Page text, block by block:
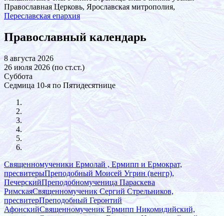
Православная Церковь, Ярославская митрополия,
Переславская епархия
Православный календарь
8 августа 2026
26 июля 2026 (по ст.ст.)
Суббота
Седмица 10-я по Пятидесятнице
Священномученики Ермолай , Ермипп и Ермократ,
пресвитерыПреподобный Моисей Угрин (венгр),
ПечерскийПреподобномученица Параскева
РимскаяСвященномученик Сергий Стрельников,
пресвитерПреподобный Геронтий
АфонскийСвященномученик Ермипп Никомидийский,